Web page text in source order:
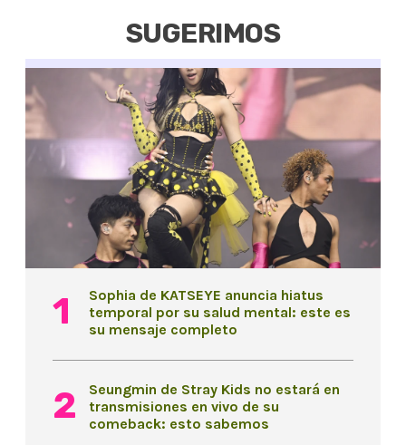
SUGERIMOS
Sophia de KATSEYE anuncia hiatus
temporal por su salud mental: este es
su mensaje completo
Seungmin de Stray Kids no estará en
transmisiones en vivo de su
comeback: esto sabemos